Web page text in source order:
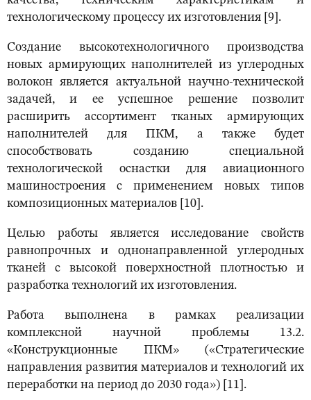
технологическому процессу их изготовления [9].
Создание высокотехнологичного производства
новых армирующих наполнителей из углеродных
волокон является актуальной научно-технической
задачей, и ее успешное решение позволит
расширить ассортимент тканых армирующих
наполнителей для ПКМ, а также будет
способствовать созданию специальной
технологической оснастки для авиационного
машиностроения с применением новых типов
композиционных материалов [10].
Целью работы является исследование свойств
равнопрочных и однонаправленной углеродных
тканей с высокой поверхностной плотностью и
разработка технологий их изготовления.
Работа выполнена в рамках реализации
комплексной научной проблемы 13.2.
«Конструкционные ПКМ» («Стратегические
направления развития материалов и технологий их
переработки на период до 2030 года») [11].